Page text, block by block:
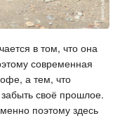
в том, что она
современная
а тем, что
своё прошлое.
поэтому здесь